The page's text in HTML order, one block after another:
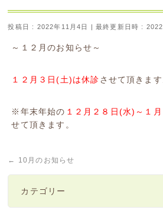
投稿日 : 2022年11月4日 最終更新日時 :
～１２月のお知らせ～
１２月３日(土)は休診 させて頂きます
※年末年始の １２月２８日(水)～１
せて頂きます。
← 10月のお知らせ
カテゴリー